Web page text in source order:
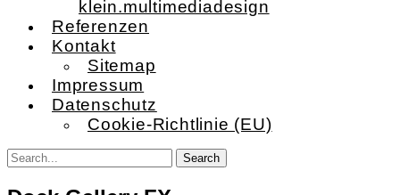
klein.multimediadesign
Referenzen
Kontakt
Sitemap
Impressum
Datenschutz
Cookie-Richtlinie (EU)